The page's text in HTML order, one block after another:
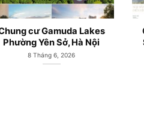
LePARC Gamuda City Yên
Sở mở bán từ Chủ đầu tư
Gamuda Land
19 Tháng 5, 2026